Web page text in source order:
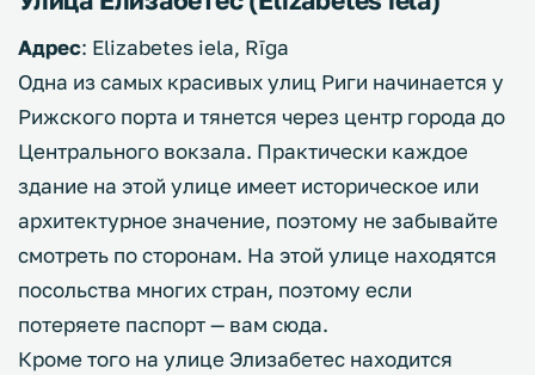
Адрес: Elizabetes iela, Rīga
Одна из самых красивых улиц Риги начинается у
Рижского порта и тянется через центр города до
Центрального вокзала. Практически каждое
здание на этой улице имеет историческое или
архитектурное значение, поэтому не забывайте
смотреть по сторонам. На этой улице находятся
посольства многих стран, поэтому если
потеряете паспорт — вам сюда.
Кроме того на улице Элизабетес находится